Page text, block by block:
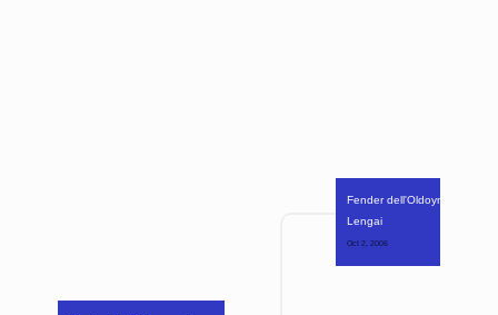
Fender dell'Oldoynio
Lengai
Oct 2, 2006